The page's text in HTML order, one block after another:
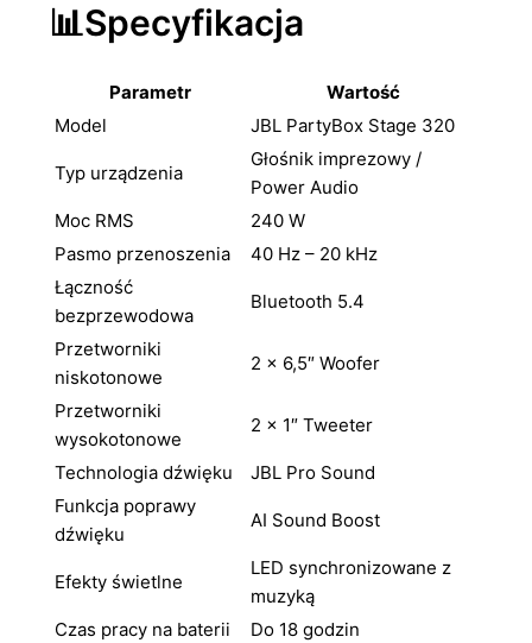
📊Specyfikacja
Parametr
Wartość
Model
JBL PartyBox Stage 320
Typ urządzenia
Głośnik imprezowy /
Power Audio
Moc RMS
240 W
Pasmo przenoszenia
40 Hz – 20 kHz
Łączność
bezprzewodowa
Bluetooth 5.4
Przetworniki
niskotonowe
2 × 6,5″ Woofer
Przetworniki
wysokotonowe
2 × 1″ Tweeter
Technologia dźwięku
JBL Pro Sound
Funkcja poprawy
dźwięku
AI Sound Boost
Efekty świetlne
LED synchronizowane z
muzyką
Czas pracy na baterii
Do 18 godzin